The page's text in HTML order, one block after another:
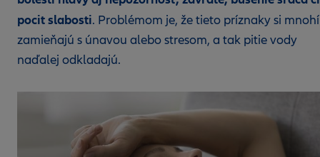
pocit slabosti. Problémom je, že tieto príznaky si mnohí
zamieňajú s únavou alebo stresom, a tak pitie vody
naďalej odkladajú.